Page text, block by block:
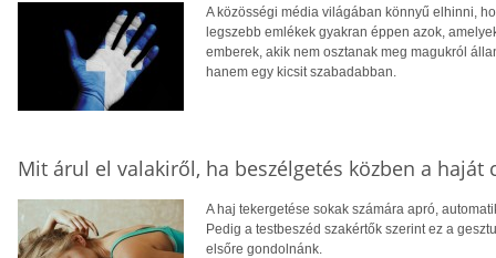
A közösségi média világában könnyű elhinni,
legszebb emlékek gyakran éppen azok,
emberek, akik nem osztanak meg magukról
hanem egy kicsit szabadabban.
Mit árul el valakiről, ha beszélgetés közben a haját
A haj tekergetése sokak számára apró,
Pedig a testbeszéd szakértők szerint ez a
elsőre gondolnánk.